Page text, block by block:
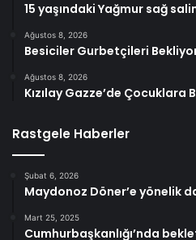
15 yaşındaki Yağmur sağ
Ağustos 8, 2026
Besiciler Gurbetçileri
Ağustos 8, 2026
Kızılay Gazze’de Çocuklara
Rastgele Haberler
Şubat 6, 2026
Maydonoz Döner’e yönelik
Mart 25, 2025
Cumhurbaşkanlığı’nda